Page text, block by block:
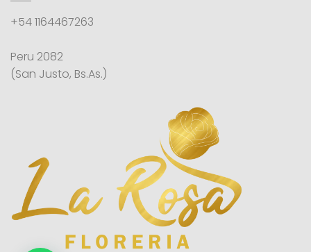
+54 1164467263
Peru 2082
(San Justo, Bs.As.)